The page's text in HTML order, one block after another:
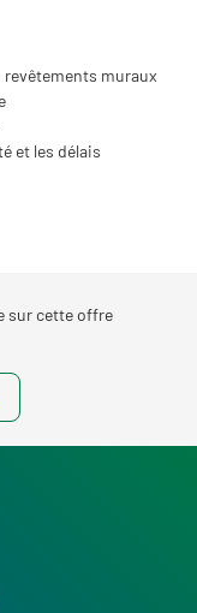
muraux
et les délais
sur cette offre